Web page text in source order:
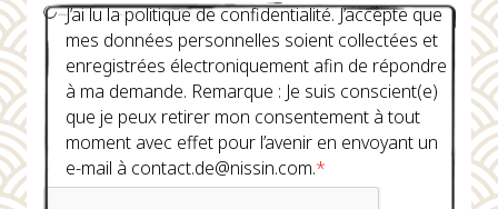
J’ai lu la politique de confidentialité. J’accepte que
mes données personnelles soient collectées et
enregistrées électroniquement afin de répondre
à ma demande. Remarque : Je suis conscient(e)
que je peux retirer mon consentement à tout
moment avec effet pour l’avenir en envoyant un
e-mail à contact.de@nissin.com.*